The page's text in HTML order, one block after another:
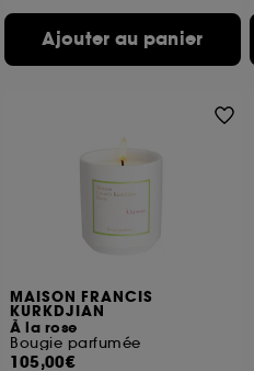
Ajouter au panier
MAISON FRANCIS
KURKDJIAN
À la rose
Bougie parfumée
105,00€